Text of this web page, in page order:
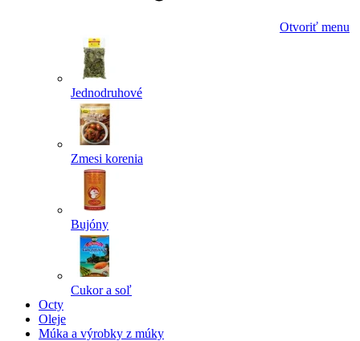
Otvoriť menu
Jednodruhové
Zmesi korenia
Bujóny
Cukor a soľ
Octy
Oleje
Múka a výrobky z múky